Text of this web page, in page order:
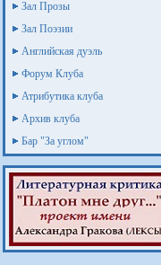
Зал Прозы
Зал Поэзии
Английская дуэль
Форум Клуба
Атрибутика клуба
Архив клуба
Бар "За углом"